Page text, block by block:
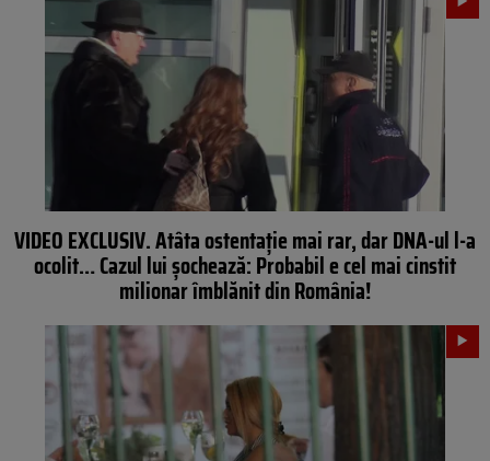
VIDEO EXCLUSIV. Atâta ostentaţie mai rar, dar DNA-ul l-a
ocolit… Cazul lui şochează: Probabil e cel mai cinstit
milionar îmblănit din România!